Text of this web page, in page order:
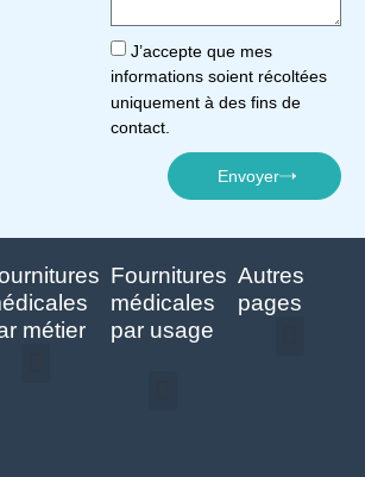
J’accepte que mes
informations soient récoltées
uniquement à des fins de
contact.
Envoyer
métier
Fournitures
médicales
par usage
Autres
pages